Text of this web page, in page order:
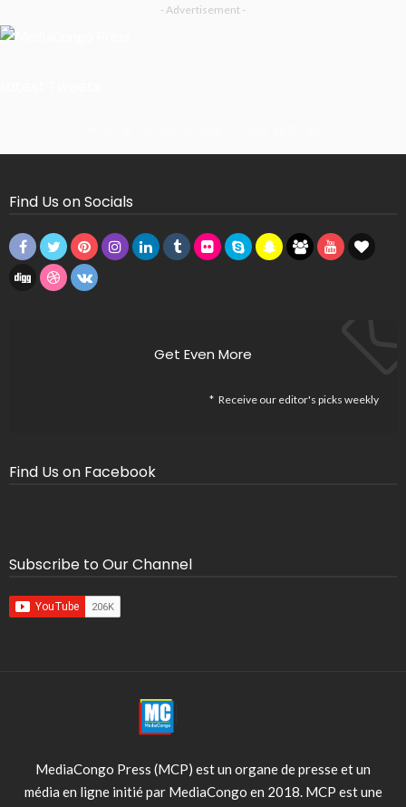
- Advertisement -
Find Us on Socials
Get Even More
Receive our editor's picks weekly
Find Us on Facebook
Subscribe to Our Channel
MediaCongo Press (MCP) est un organe de presse et un
média en ligne initié par MediaCongo en 2018. MCP est une